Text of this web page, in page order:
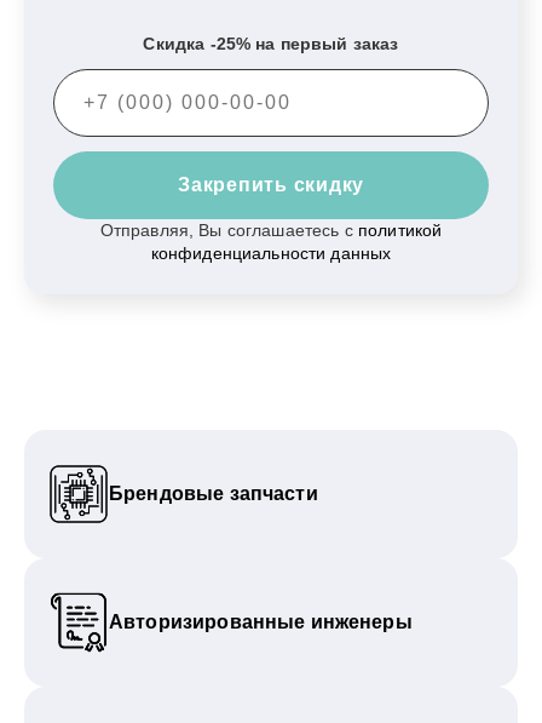
Скидка -25% на первый заказ
Закрепить скидку
Отправляя, Вы соглашаетесь с политикой
конфиденциальности данных
Брендовые запчасти
Авторизированные инженеры